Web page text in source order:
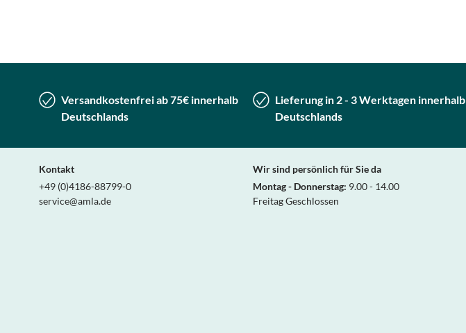
Versandkostenfrei ab 75€ innerhalb
Deutschlands
Lieferung in 2 - 3 Werktagen innerhalb
Deutschlands
Kontakt
+49 (0)4186-88799-0
service@amla.de
Wir sind persönlich für Sie da
Montag - Donnerstag: 9.00 - 14.00
Freitag Geschlossen